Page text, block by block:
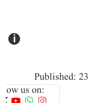
i
Published:
us on: